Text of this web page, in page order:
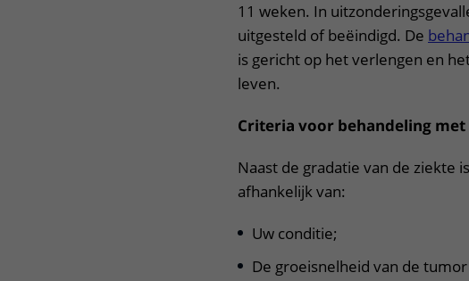
11 weken. In
uitgesteld of beëindigd. De
is gericht op het verlengen en
leven.
Criteria voor behandeling met
Naast de gradatie van de ziekte
afhankelijk van:
Uw conditie;
De groeisnelheid van de